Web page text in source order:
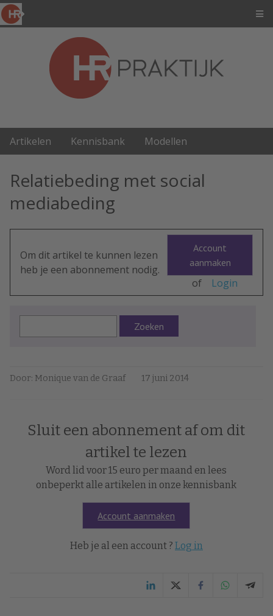
Artikelen Kennisbank Modellen
Relatiebeding met social
mediabeding
Om dit artikel te kunnen lezen
heb je een abonnement nodig.
Account
aanmaken
of Login
Zoeken
Door: Monique van de Graaf 17 juni 2014
Sluit een abonnement af om dit
artikel te lezen
Word lid voor 15 euro per maand en lees
onbeperkt alle artikelen in onze kennisbank
Account aanmaken
Heb je al een account ? Log in